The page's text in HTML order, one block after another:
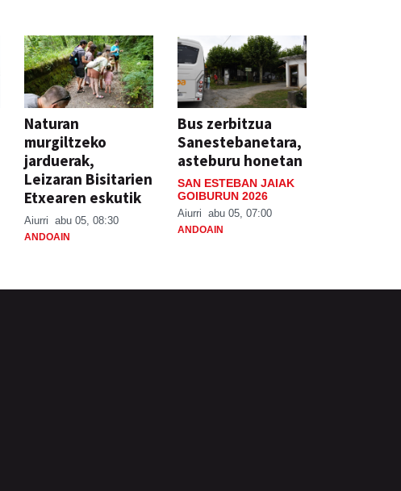
Naturan
murgiltzeko
jarduerak,
Leizaran Bisitarien
Etxearen eskutik
Aiurri abu 05, 08:30
ANDOAIN
Bus zerbitzua
Sanestebanetara,
asteburu honetan
SAN ESTEBAN JAIAK
GOIBURUN 2026
Aiurri abu 05, 07:00
ANDOAIN